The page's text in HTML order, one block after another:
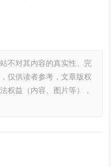
不对其内容的真实性、完
仅供读者参考，文章版权
权益（内容、图片等），